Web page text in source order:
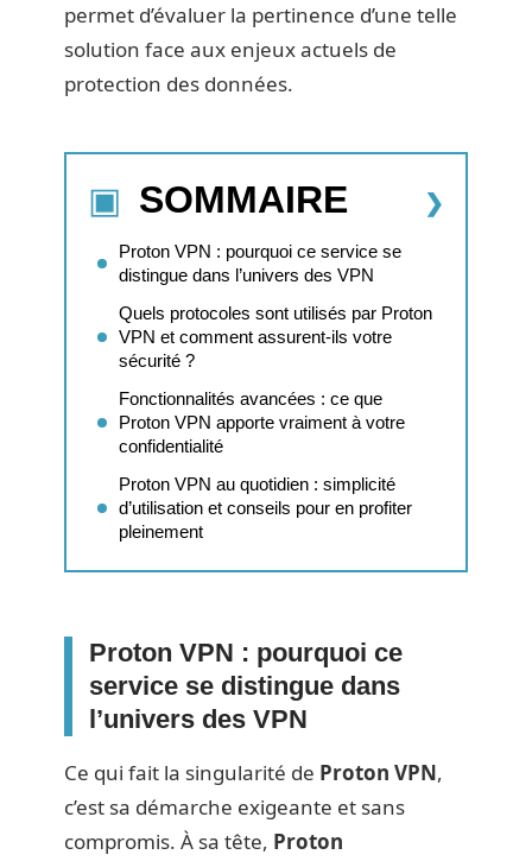
permet d’évaluer la pertinence d’une telle
solution face aux enjeux actuels de
protection des données.
SOMMAIRE
Proton VPN : pourquoi ce service se
distingue dans l’univers des VPN
Quels protocoles sont utilisés par Proton
VPN et comment assurent-ils votre
sécurité ?
Fonctionnalités avancées : ce que
Proton VPN apporte vraiment à votre
confidentialité
Proton VPN au quotidien : simplicité
d’utilisation et conseils pour en profiter
pleinement
Proton VPN : pourquoi ce
service se distingue dans
l’univers des VPN
Ce qui fait la singularité de Proton VPN,
c’est sa démarche exigeante et sans
compromis. À sa tête, Proton